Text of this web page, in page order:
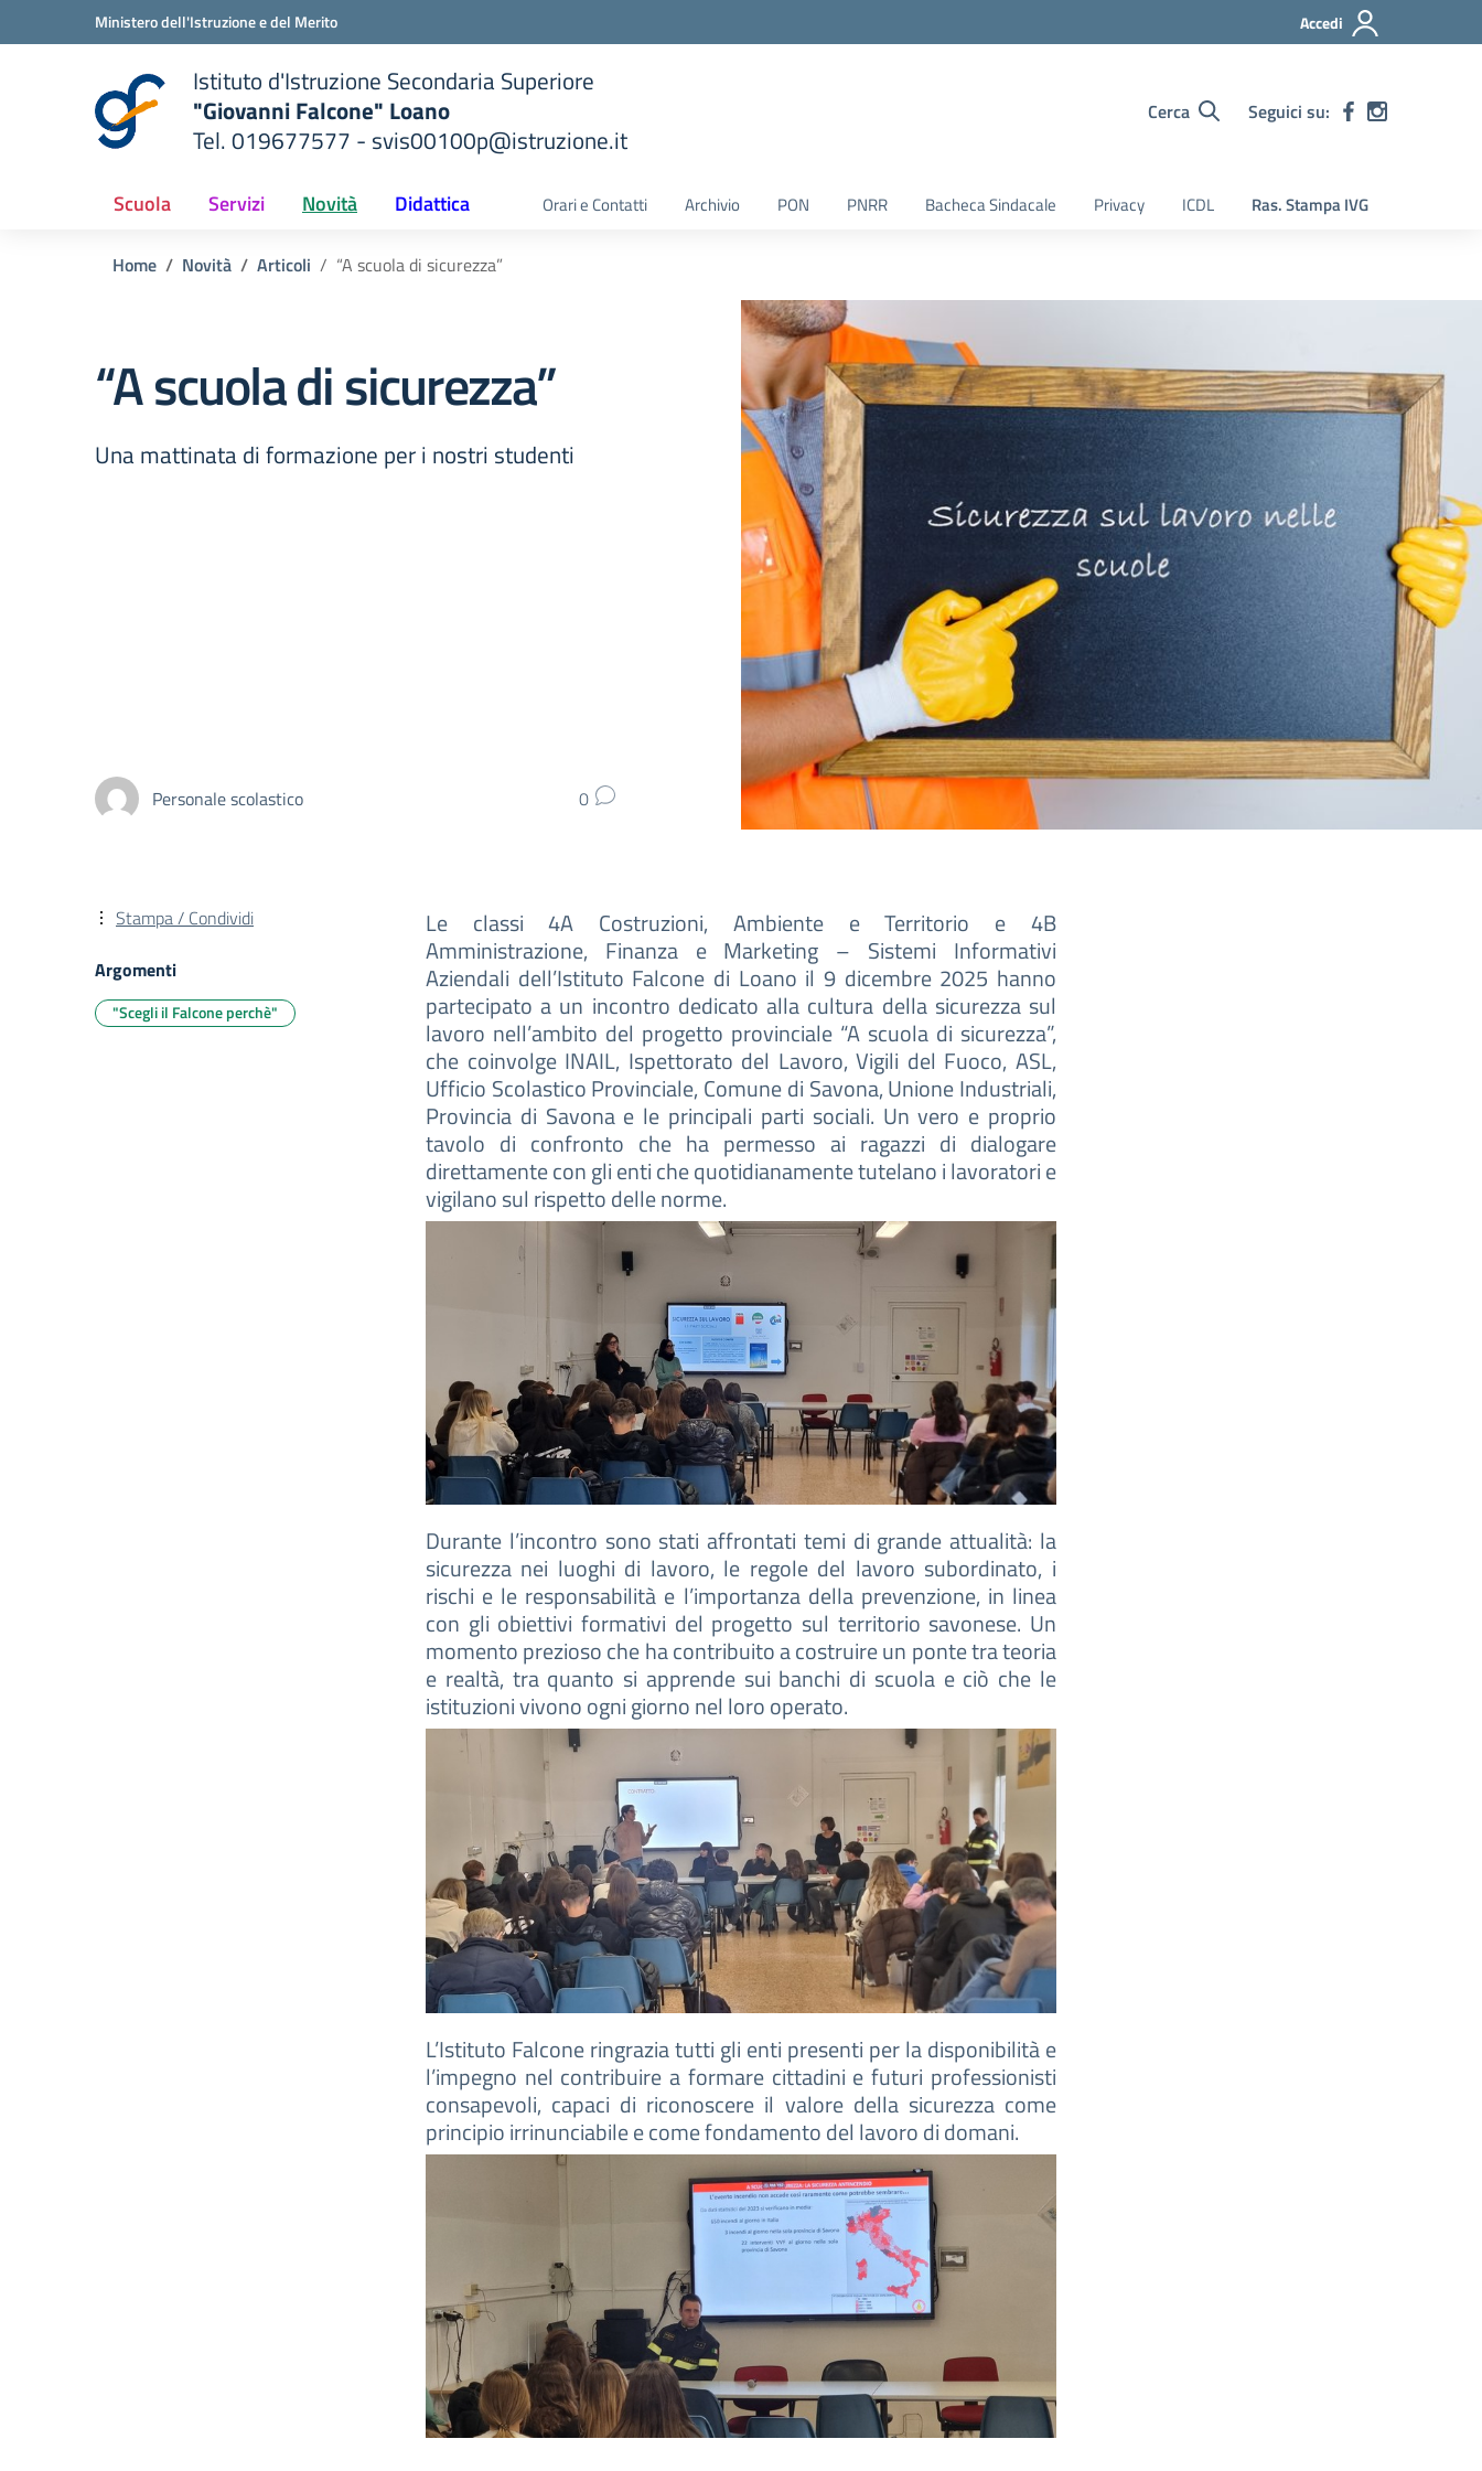
Vai ai contenuti
Vai al menu di navigazioneMinistero dell'Istruzione e del Merito Accedi
Istituto d'Istruzione Secondaria Superiore
"Giovanni Falcone" Loano
Tel. 019677577 - svis00100p@istruzione.it
Cerca Seguici su:
Scuola Servizi Novità Didattica Orari e Contatti Archivio PON PNRR Bacheca Sindacale Privacy ICDL Ras. Stampa IVG
Home Novità Articoli “A scuola di sicurezza”
“A scuola di sicurezza”
Una mattinata di formazione per i nostri studenti
Personale scolastico 0
Le classi 4A Costruzioni, Ambiente e Territorio e 4B
Amministrazione, Finanza e Marketing – Sistemi Informativi
Aziendali dell’Istituto Falcone di Loano il 9 dicembre 2025 hanno
partecipato a un incontro dedicato alla cultura della sicurezza sul
lavoro nell’ambito del progetto provinciale “A scuola di sicurezza”,
che coinvolge INAIL, Ispettorato del Lavoro, Vigili del Fuoco, ASL,
Ufficio Scolastico Provinciale, Comune di Savona, Unione Industriali,
Provincia di Savona e le principali parti sociali. Un vero e proprio
tavolo di confronto che ha permesso ai ragazzi di dialogare
direttamente con gli enti che quotidianamente tutelano i lavoratori e
vigilano sul rispetto delle norme.
Durante l’incontro sono stati affrontati temi di grande attualità: la
sicurezza nei luoghi di lavoro, le regole del lavoro subordinato, i
rischi e le responsabilità e l’importanza della prevenzione, in linea
con gli obiettivi formativi del progetto sul territorio savonese. Un
momento prezioso che ha contribuito a costruire un ponte tra teoria
e realtà, tra quanto si apprende sui banchi di scuola e ciò che le
istituzioni vivono ogni giorno nel loro operato.
L’Istituto Falcone ringrazia tutti gli enti presenti per la disponibilità e
l’impegno nel contribuire a formare cittadini e futuri professionisti
consapevoli, capaci di riconoscere il valore della sicurezza come
principio irrinunciabile e come fondamento del lavoro di domani.
Stampa / Condividi
Argomenti
"Scegli il Falcone perchè"